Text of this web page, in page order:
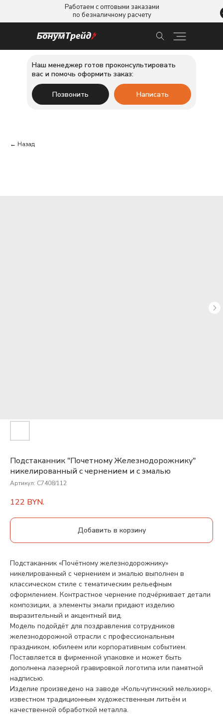
Работаем с оптовыми заказами
по безналичному расчету
Позвонить
Наш менеджер готов проконсультировать
вас и помочь оформить заказ:
Написать
← Назад
Подстаканник "Почетному Железнодорожнику"
никелированный с чернением и с эмалью
Артикул: С7408/112
122 BYN.
Добавить в корзину
Подстаканник «Почётному железнодорожнику»
никелированный с чернением и эмалью выполнен в
классическом стиле с тематическим рельефным
оформлением. Контрастное чернение подчёркивает детали
композиции, а элементы эмали придают изделию
выразительный и акцентный вид.
Модель подойдёт для поздравления сотрудников
железнодорожной отрасли с профессиональным
праздником, юбилеем или корпоративным событием.
Поставляется в фирменной упаковке и может быть
дополнена лазерной гравировкой логотипа или памятной
надписью.
Изделие произведено на заводе «Кольчугинский мельхиор»,
известном традиционным художественным литьём и
качественной обработкой металла.